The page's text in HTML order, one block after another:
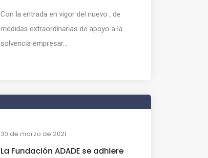
Con la entrada en vigor del nuevo , de
medidas extraordinarias de apoyo a la
solvencia empresar...
30 de marzo de 2021
La Fundación ADADE se adhiere